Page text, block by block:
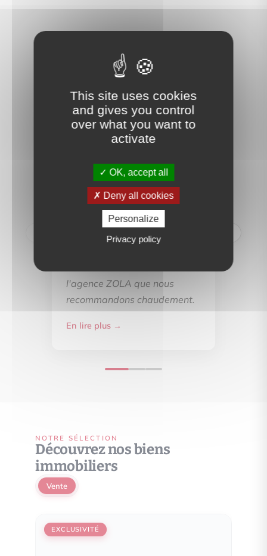
Ce que nos clients disent
de nous
Nous avons à distance (nous
demeurons à Mandelieu, dans
les Alpes Maritimes) traité la
vente de notre appartement
l'agence ZOLA que nous
recommandons chaudement.
En lire plus →
NOTRE SÉLECTION
Découvrez nos biens
immobiliers
Vente
EXCLUSIVITÉ
This site uses cookies
and gives you control
over what you want to
activate
OK, accept all
Deny all cookies
Personalize
Privacy policy